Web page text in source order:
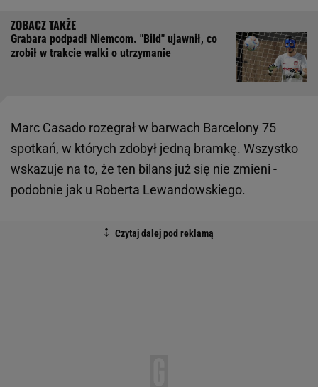
Grabara podpadł Niemcom. "Bild" ujawnił, co
zrobił w trakcie walki o utrzymanie
Marc Casado rozegrał w barwach Barcelony 75
spotkań, w których zdobył jedną bramkę. Wszystko
wskazuje na to, że ten bilans już się nie zmieni -
podobnie jak u Roberta Lewandowskiego.